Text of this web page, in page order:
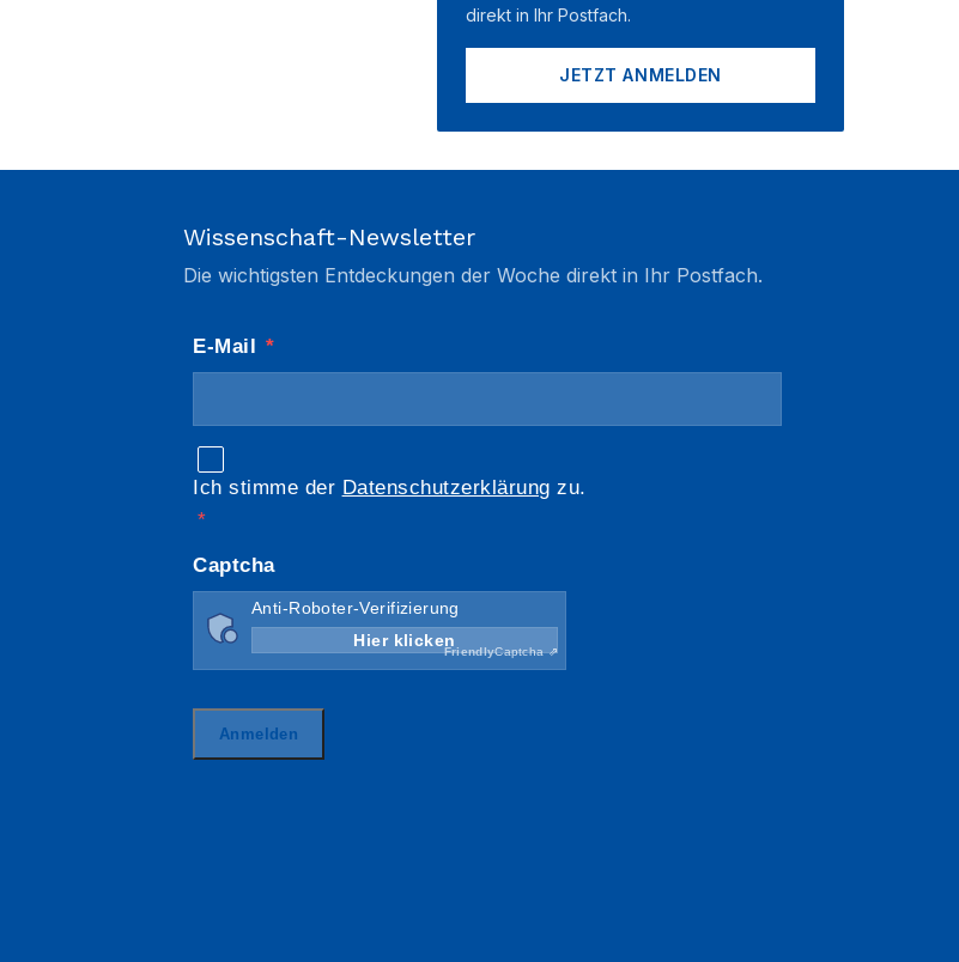
direkt in Ihr Postfach.
JETZT ANMELDEN
Wissenschaft-Newsletter
Die wichtigsten Entdeckungen der Woche direkt in Ihr Postfach.